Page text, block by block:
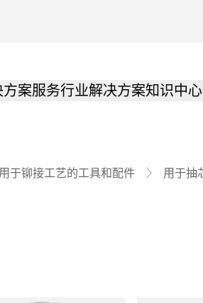
案服务行业解决方案知识中心
于铆接工艺的工具和配件 用于抽